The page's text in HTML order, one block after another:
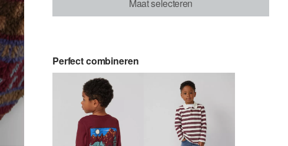
Maat selecteren
Perfect combineren